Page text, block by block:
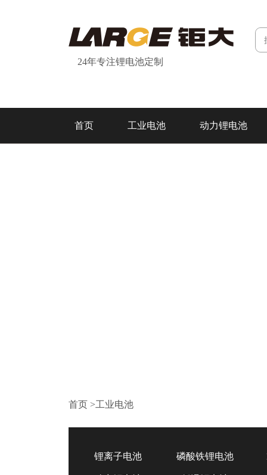
24年专注锂电池定制
首页 工业电池 动力锂电池
首页 >工业电池
锂离子电池 磷酸铁锂电池